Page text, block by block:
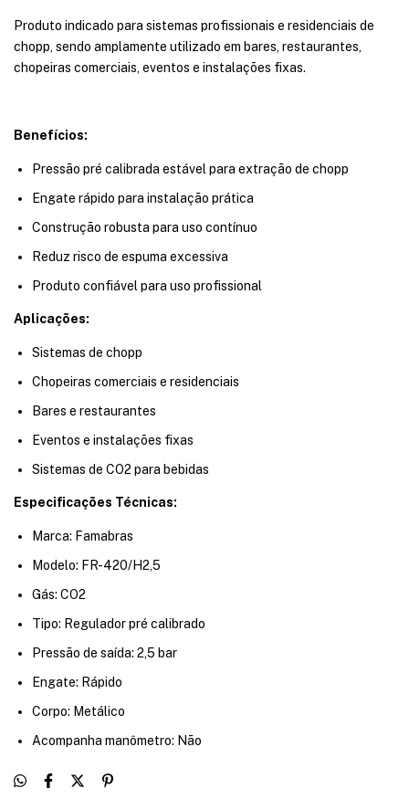
Produto indicado para sistemas profissionais e residenciais de
chopp, sendo amplamente utilizado em bares, restaurantes,
chopeiras comerciais, eventos e instalações fixas.
Benefícios:
Pressão pré calibrada estável para extração de chopp
Engate rápido para instalação prática
Construção robusta para uso contínuo
Reduz risco de espuma excessiva
Produto confiável para uso profissional
Aplicações:
Sistemas de chopp
Chopeiras comerciais e residenciais
Bares e restaurantes
Eventos e instalações fixas
Sistemas de CO2 para bebidas
Especificações Técnicas:
Marca: Famabras
Modelo: FR-420/H2,5
Gás: CO2
Tipo: Regulador pré calibrado
Pressão de saída: 2,5 bar
Engate: Rápido
Corpo: Metálico
Acompanha manômetro: Não